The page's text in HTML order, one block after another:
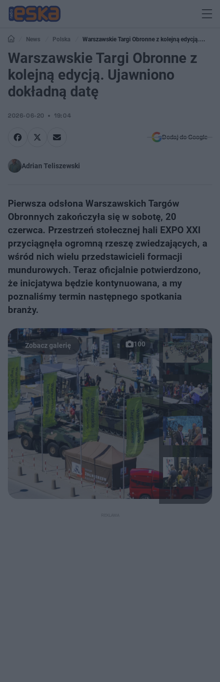
News Polska
Warszawskie Targi Obronne z kolejną edycją.
Ujawniono dokładną datę
Warszawskie Targi Obronne z
kolejną edycją. Ujawniono
dokładną datę
2026-06-20 19:04
Dodaj do Google
Adrian Teliszewski
Pierwsza odsłona Warszawskich Targów
Obronnych zakończyła się w sobotę, 20
czerwca. Przestrzeń stołecznej hali EXPO XXI
przyciągnęła ogromną rzeszę zwiedzających, a
wśród nich wielu przedstawicieli formacji
mundurowych. Teraz oficjalnie potwierdzono,
że inicjatywa będzie kontynuowana, a my
poznaliśmy termin następnego spotkania
branży.
100